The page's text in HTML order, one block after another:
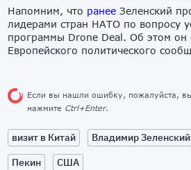
Напомним, что ранее Зеленский
лидерами стран НАТО по вопросу
программы Drone Deal. Об этом он
Европейского политического
Если вы нашли ошибку, пожалуйста,
нажмите Ctrl+Enter.
визит в Китай Владимир Зеленский
Пекин
США